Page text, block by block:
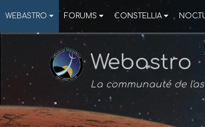
WEBASTRO FORUMS CONSTELLIA
Webastro
La communauté de